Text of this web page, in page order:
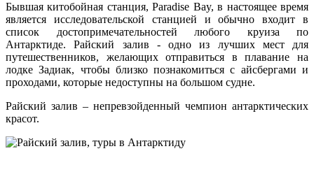
Бывшая китобойная станция, Paradise Bay, в настоящее время
является исследовательской станцией и обычно входит в
список достопримечательностей любого круиза по
Антарктиде. Райский залив - одно из лучших мест для
путешественников, желающих отправиться в плавание на
лодке Задиак, чтобы близко познакомиться с айсбергами и
проходами, которые недоступны на большом судне.
Райский залив – непревзойденный чемпион антарктических
красот.